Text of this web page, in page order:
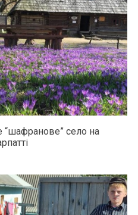
“шафранове” село на